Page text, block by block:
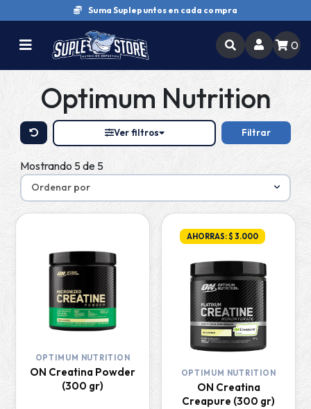
Suma Suplepuntos en cada compra
0
Optimum Nutrition
Ver filtros Filtrar
Mostrando 5 de 5
OPTIMUM NUTRITION
ON Creatina Powder
(300 gr)
AHORRAS: $ 3.000
OPTIMUM NUTRITION
ON Creatina
Creapure (300 gr)